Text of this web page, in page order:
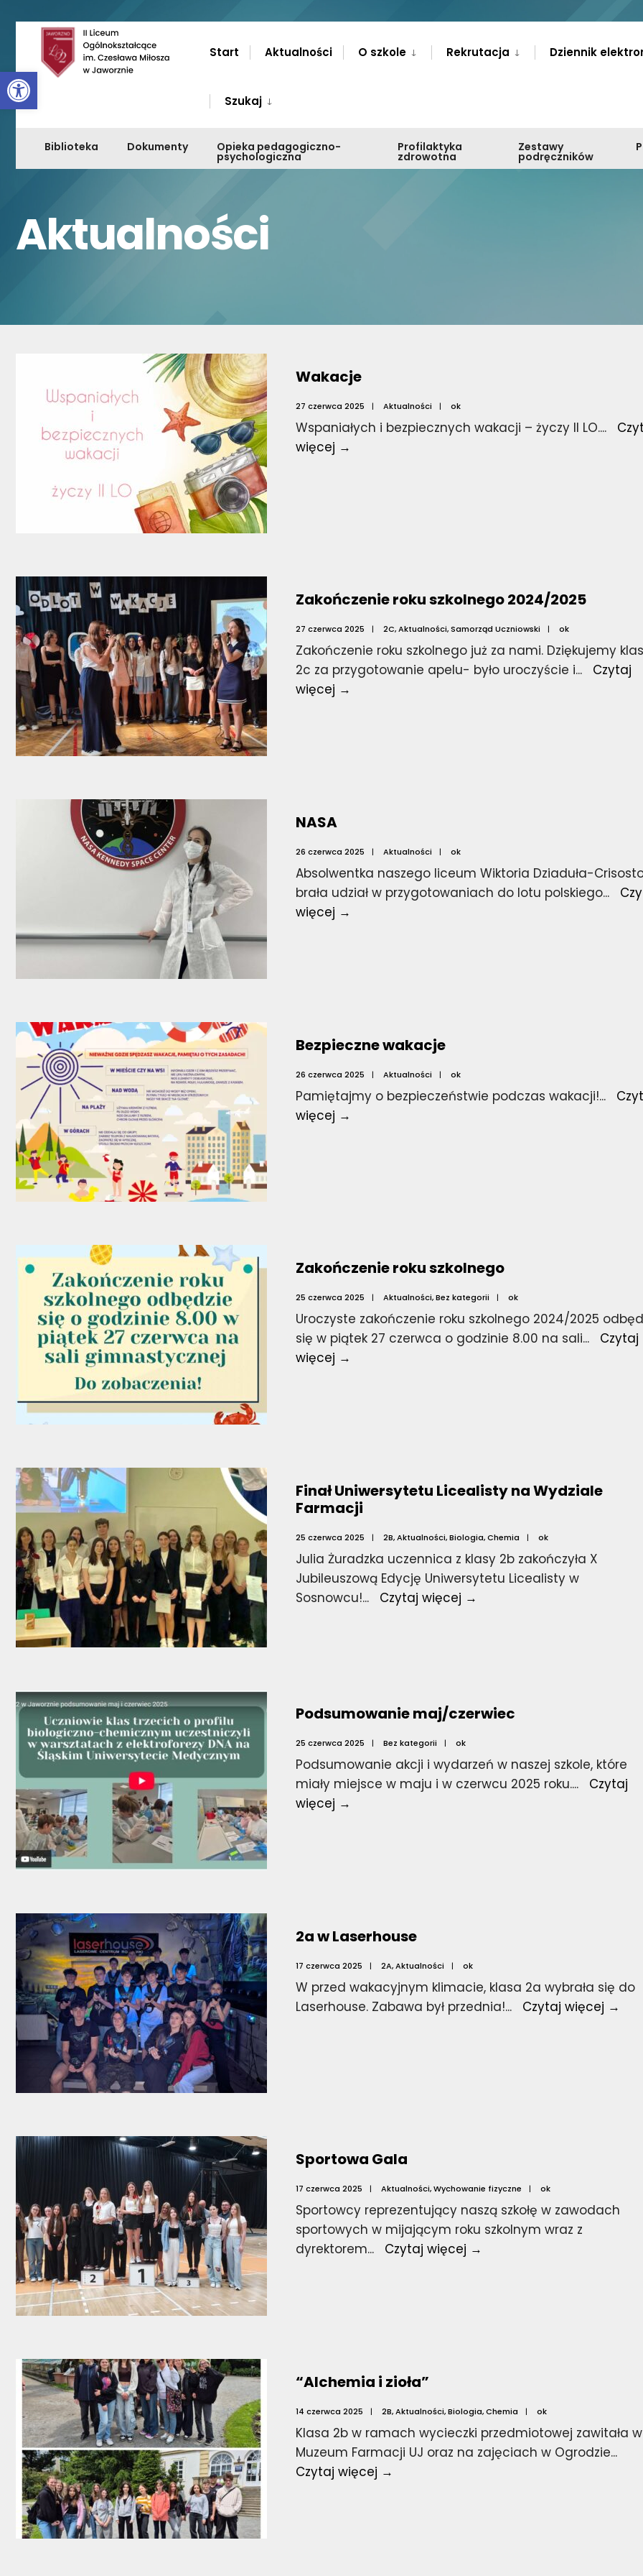
Otwórz pasek narzędzi
Przejdź
zawartości
Start Aktualności O szkole Rekrutacja Dziennik
Szukaj
Biblioteka Dokumenty Opieka pedagogiczno-
psychologiczna
Profilaktyka
zdrowotna
Zestawy
podręczników
Aktualności
Wakacje
27 czerwca 2025 | Aktualności | ok
Wspaniałych i bezpiecznych wakacji – życzy II LO....
więcej →
Zakończenie roku szkolnego 2024/2025
27 czerwca 2025 | 2C,Aktualności,Samorząd Uczniowski | ok
Zakończenie roku szkolnego już za nami. Dziękujemy
2c za przygotowanie apelu- było uroczyście i...
Czytaj
więcej →
NASA
26 czerwca 2025 | Aktualności | ok
Absolwentka naszego liceum Wiktoria Dziaduła-
brała udział w przygotowaniach do lotu polskiego...
więcej →
Bezpieczne wakacje
26 czerwca 2025 | Aktualności | ok
Pamiętajmy o bezpieczeństwie podczas wakacji!...
więcej →
Zakończenie roku szkolnego
25 czerwca 2025 | Aktualności,Bez kategorii | ok
Uroczyste zakończenie roku szkolnego 2024/2025
się w piątek 27 czerwca o godzinie 8.00 na sali...
Czytaj
więcej →
Finał Uniwersytetu Licealisty na Wydziale
Farmacji
25 czerwca 2025 | 2B,Aktualności,Biologia,Chemia | ok
Julia Żuradzka uczennica z klasy 2b zakończyła X
Jubileuszową Edycję Uniwersytetu Licealisty w
Sosnowcu!... Czytaj więcej →
Podsumowanie maj/czerwiec
25 czerwca 2025 | Bez kategorii | ok
Podsumowanie akcji i wydarzeń w naszej szkole, które
miały miejsce w maju i w czerwcu 2025 roku....
Czytaj
więcej →
2a w Laserhouse
17 czerwca 2025 | 2A,Aktualności | ok
W przed wakacyjnym klimacie, klasa 2a wybrała się do
Laserhouse. Zabawa był przednia!... Czytaj więcej →
Sportowa Gala
17 czerwca 2025 | Aktualności,Wychowanie fizyczne | ok
Sportowcy reprezentujący naszą szkołę w zawodach
sportowych w mijającym roku szkolnym wraz z
dyrektorem... Czytaj więcej →
“Alchemia i zioła”
14 czerwca 2025 | 2B,Aktualności,Biologia,Chemia | ok
Klasa 2b w ramach wycieczki przedmiotowej zawitała w
Muzeum Farmacji UJ oraz na zajęciach w Ogrodzie...
Czytaj więcej →